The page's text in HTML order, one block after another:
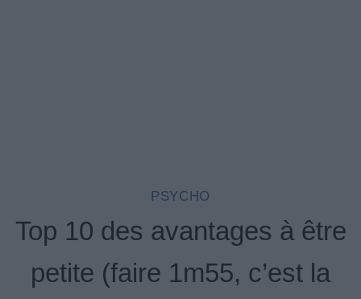
PSYCHO
Top 10 des avantages à être
petite (faire 1m55, c’est la